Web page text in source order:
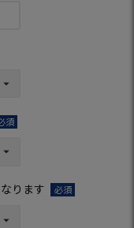
須)
ります